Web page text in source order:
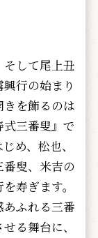
して尾上丑
行の始まり
を飾るのは
三番叟』で
め、松也、
叟、米吉の
寿ぎます。
ふれる三番
る舞台に、